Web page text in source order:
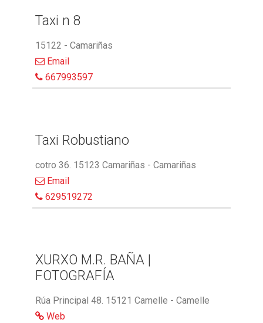
Taxi n 8
15122 - Camariñas
Email
667993597
Taxi Robustiano
cotro 36. 15123 Camariñas - Camariñas
Email
629519272
XURXO M.R. BAÑA |
FOTOGRAFÍA
Rúa Principal 48. 15121 Camelle - Camelle
Web